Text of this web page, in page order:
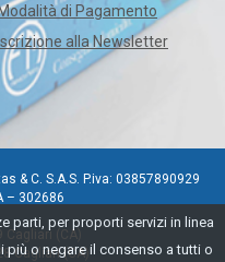
parti, per proporti servizi in linea
più o negare il consenso a tutti o
di Pagamento
alla Newsletter
& C. S.A.S. P.iva: 03857890929
– 302686
Cagliari (CA)
Cagliari (CA)